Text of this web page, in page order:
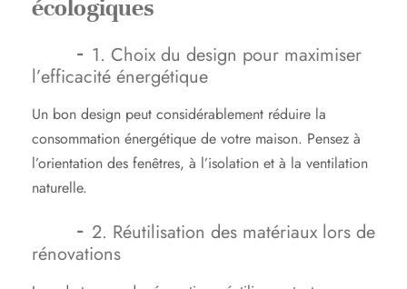
écologiques
1. Choix du design pour maximiser
l’efficacité énergétique
Un bon design peut considérablement réduire la
consommation énergétique de votre maison. Pensez à
l’orientation des fenêtres, à l’isolation et à la ventilation
naturelle.
2. Réutilisation des matériaux lors de
rénovations